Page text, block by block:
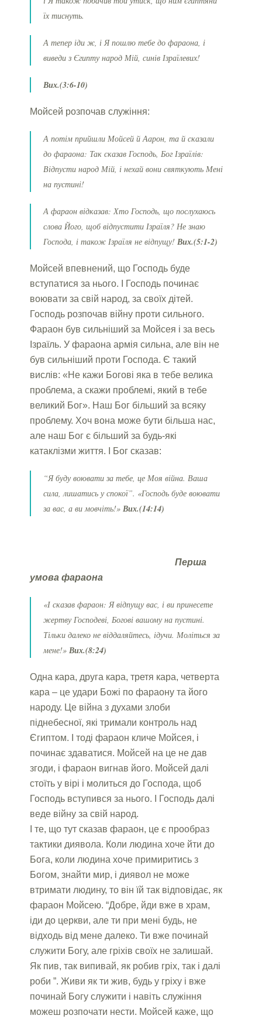
їх тиснуть.
А тепер іди ж, і Я пошлю тебе до фараона, і
виведи з Єгипту народ Мій, синів Ізраїлевих!
Вих.(3:6-10)
Мойсей розпочав служіння:
А потім прийшли Мойсей й Аарон, та й сказали
до фараона: Так сказав Господь, Бог Ізраїлів:
Відпусти народ Мій, і нехай вони святкують Мені
на пустині!
А фараон відказав: Хто Господь, що послухаюсь
слова Його, щоб відпустити Ізраїля? Не знаю
Господа, і також Ізраїля не відпущу! Вих.(5:1-2)
Мойсей впевнений, що Господь буде
вступатися за нього. І Господь починає
воювати за свій народ, за своїх дітей.
Господь розпочав війну проти сильного.
Фараон був сильніший за Мойсея і за весь
Ізраїль. У фараона армія сильна, але він не
був сильніший проти Господа. Є такий
вислів: «Не кажи Богові яка в тебе велика
проблема, а скажи проблемі, який в тебе
великий Бог». Наш Бог більший за всяку
проблему. Хоч вона може бути більша нас,
але наш Бог є більший за будь-які
катаклізми життя. І Бог сказав:
“Я буду воювати за тебе, це Моя війна. Ваша
сила, лишатись у спокої”. «Господь буде воювати
за вас, а ви мовчіть!» Вих.(14:14)
Перша
умова фараона
«І сказав фараон: Я відпущу вас, і ви принесете
жертву Господеві, Богові вашому на пустині.
Тільки далеко не віддаляйтесь, ідучи. Моліться за
мене!» Вих.(8:24)
Одна кара, друга кара, третя кара, четверта
кара – це удари Божі по фараону та його
народу. Це війна з духами злоби
піднебесної, які тримали контроль над
Єгиптом. І тоді фараон кличе Мойсея, і
починає здаватися. Мойсей на це не дав
згоди, і фараон вигнав його. Мойсей далі
стоїть у вірі і молиться до Господа, щоб
Господь вступився за нього. І Господь далі
веде війну за свій народ.
І те, що тут сказав фараон, це є прообраз
тактики диявола. Коли людина хоче йти до
Бога, коли людина хоче примиритись з
Богом, знайти мир, і диявол не може
втримати людину, то він їй так відповідає, як
фараон Мойсею. “Добре, йди вже в храм,
іди до церкви, але ти при мені будь, не
відходь від мене далеко. Ти вже починай
служити Богу, але гріхів своїх не залишай.
Як пив, так випивай, як робив гріх, так і далі
роби ”. Живи як ти жив, будь у гріху і вже
починай Богу служити і навіть служіння
можеш розпочати нести. Мойсей каже, що